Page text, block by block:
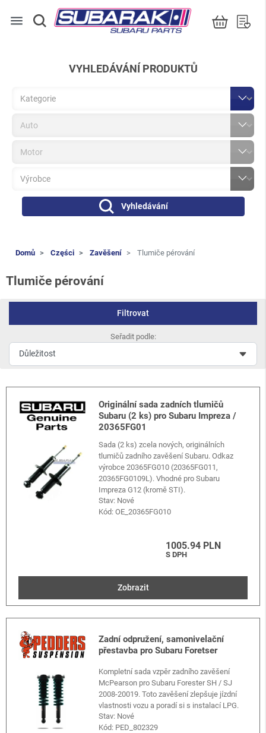
menu
VYHLEDÁVÁNÍ PRODUKTŮ
Vyhledávání
Domů Części Zavěšení Tlumiče pérování
Tlumiče pérování
Filtrovat
Seřadit podle:
Originální sada zadních tlumičů
Subaru (2 ks) pro Subaru Impreza /
20365FG01
Sada (2 ks) zcela nových, originálních
tlumičů zadního zavěšení Subaru. Odkaz
výrobce 20365FG010 (20365FG011,
20365FG0109L). Vhodné pro Subaru
Impreza G12 (kromě STI).
Stav: Nové
Kód:OE_20365FG010
1005.94 PLN
S DPH
Zobrazit
Zadní odpružení, samonivelační
přestavba pro Subaru Foretser
Kompletní sada vzpěr zadního zavěšení
McPearson pro Subaru Forester SH / SJ
2008-20019. Toto zavěšení zlepšuje jízdní
vlastnosti vozu a poradí si s instalací LPG.
Stav: Nové
Kód: PED_802329